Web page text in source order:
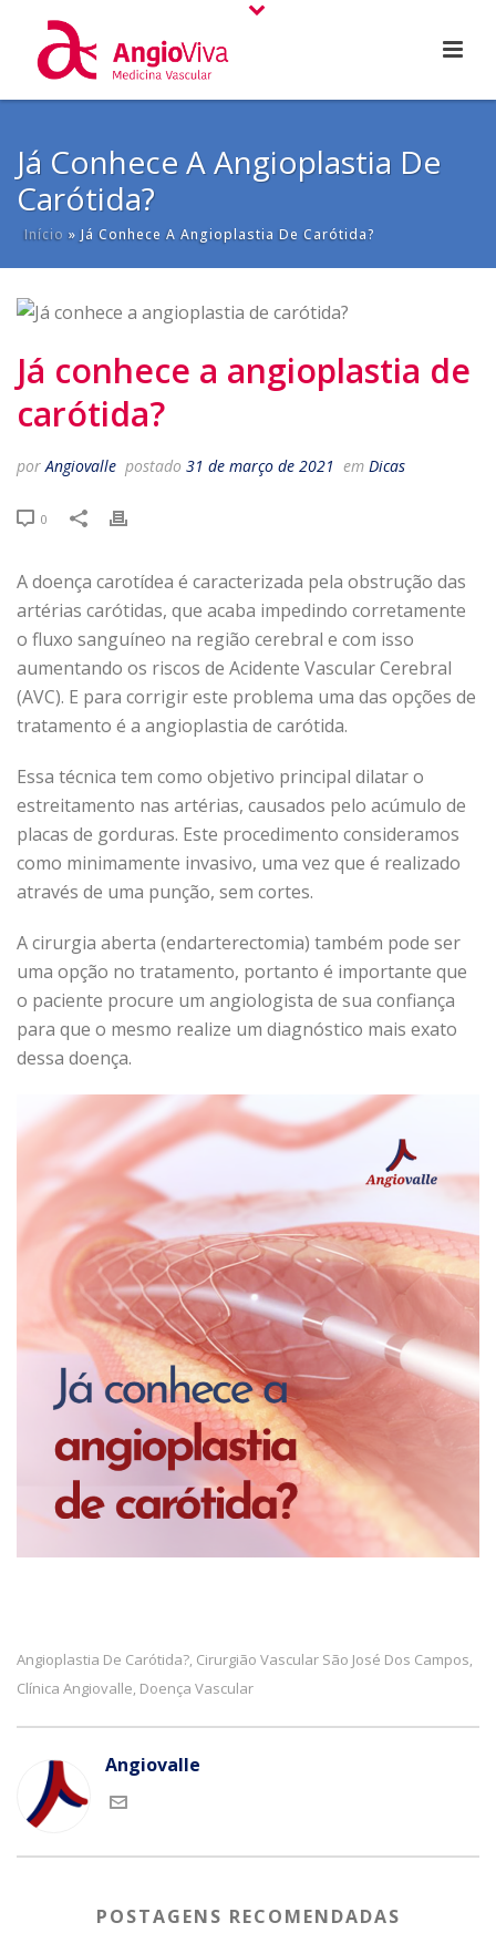
Já Conhece A Angioplastia De
Carótida?
Início »Já Conhece A Angioplastia De Carótida?
Já conhece a angioplastia de
carótida?
por Angiovalle postado 31 de março de 2021 em Dicas
0
A doença carotídea é caracterizada pela obstrução das
artérias carótidas, que acaba impedindo corretamente
o fluxo sanguíneo na região cerebral e com isso
aumentando os riscos de Acidente Vascular Cerebral
(AVC). E para corrigir este problema uma das opções de
tratamento é a angioplastia de carótida.
Essa técnica tem como objetivo principal dilatar o
estreitamento nas artérias, causados pelo acúmulo de
placas de gorduras. Este procedimento consideramos
como minimamente invasivo, uma vez que é realizado
através de uma punção, sem cortes.
A cirurgia aberta (endarterectomia) também pode ser
uma opção no tratamento, portanto é importante que
o paciente procure um angiologista de sua confiança
para que o mesmo realize um diagnóstico mais exato
dessa doença.
Angioplastia De Carótida?, Cirurgião Vascular São José Dos Campos,
Clínica Angiovalle, Doença Vascular
Angiovalle
POSTAGENS RECOMENDADAS